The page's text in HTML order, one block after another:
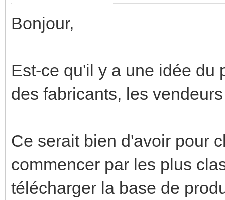
Bonjour,
Est-ce qu'il y a une idée du
des fabricants, les
Ce serait bien d'avoir pour
commencer par les plus
télécharger la base de